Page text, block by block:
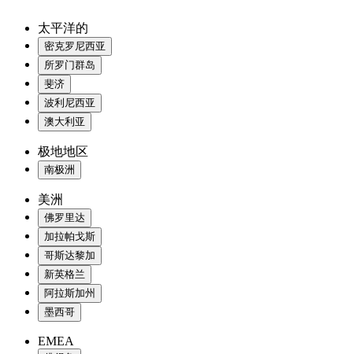
太平洋的
密克罗尼西亚
所罗门群岛
斐济
波利尼西亚
澳大利亚
极地地区
南极洲
美洲
佛罗里达
加拉帕戈斯
哥斯达黎加
新英格兰
阿拉斯加州
墨西哥
EMEA